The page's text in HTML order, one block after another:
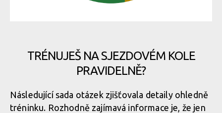
TRÉNUJEŠ NA SJEZDOVÉM KOLE
PRAVIDELNĚ?
Následující sada otázek zjišťovala detaily ohledně
tréninku. Rozhodně zajímavá informace je, že jen